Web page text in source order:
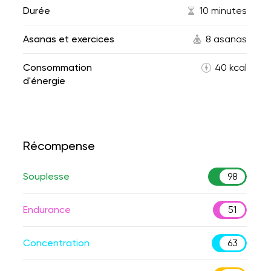
Durée 10 minutes
Asanas et exercices 8 asanas
Consommation
d'énergie
40 kcal
Récompense
Souplesse 98
Endurance 51
Concentration 63